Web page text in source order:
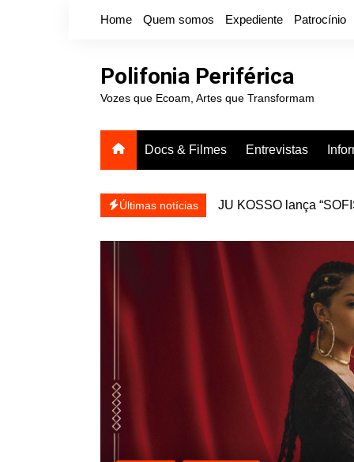
Home Quem somos Expediente Patrocínio
Polifonia Periférica
Vozes que Ecoam, Artes que Transformam
Docs & Filmes Entrevistas
Últimas notícias
JU KOSSO lança
Projota relança a